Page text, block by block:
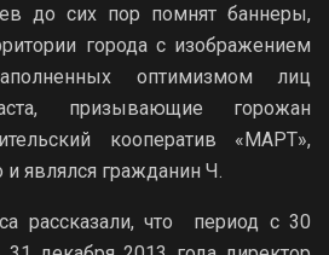
до сих пор помнят баннеры,
города с изображением
оптимизмом лиц
призывающие горожан
кооператив «МАРТ»,
и являлся гражданин Ч.
рассказали, что период с 30